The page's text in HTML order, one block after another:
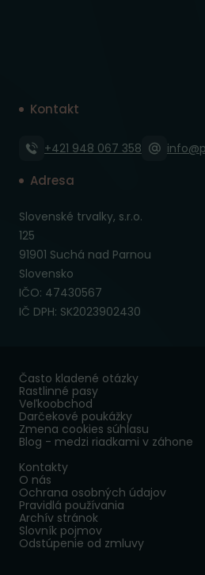
Kontakt
+421 948 067 358
Adresa
Slovenské trvalky, s.r.o.
125
91901 Suchá nad Parnou
Slovensko
IČO: 47430567
IČ DPH: SK2023902430
Často kladené otázky
Rastlinné pasy
Veľkoobchod
Darčekové poukážky
Zmena cookies súhlasu
Blog - medzi riadkami v záhone
Kontakty
O nás
Ochrana osobných údajov
Pravidlá používania
Archív stránok
Slovník pojmov
Odstúpenie od zmluvy